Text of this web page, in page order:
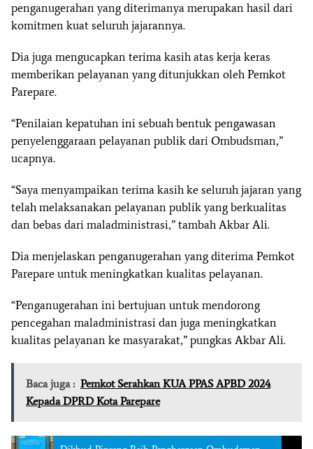
penganugerahan yang diterimanya merupakan hasil dari
komitmen kuat seluruh jajarannya.
Dia juga mengucapkan terima kasih atas kerja keras
memberikan pelayanan yang ditunjukkan oleh Pemkot
Parepare.
“Penilaian kepatuhan ini sebuah bentuk pengawasan
penyelenggaraan pelayanan publik dari Ombudsman,”
ucapnya.
“Saya menyampaikan terima kasih ke seluruh jajaran yang
telah melaksanakan pelayanan publik yang berkualitas
dan bebas dari maladministrasi,” tambah Akbar Ali.
Dia menjelaskan penganugerahan yang diterima Pemkot
Parepare untuk meningkatkan kualitas pelayanan.
“Penganugerahan ini bertujuan untuk mendorong
pencegahan maladministrasi dan juga meningkatkan
kualitas pelayanan ke masyarakat,” pungkas Akbar Ali.
Baca juga : Pemkot Serahkan KUA PPAS APBD 2024
Kepada DPRD Kota Parepare